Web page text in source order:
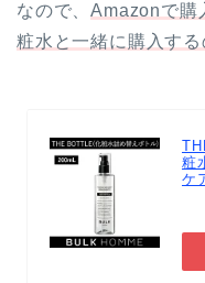
なので、Amazonで購
粧水と一緒に購入す
粧
ケ